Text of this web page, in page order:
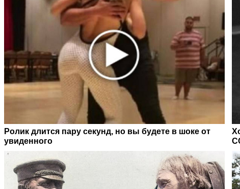
Ролик длится пару секунд, но вы будете в шоке от
увиденного